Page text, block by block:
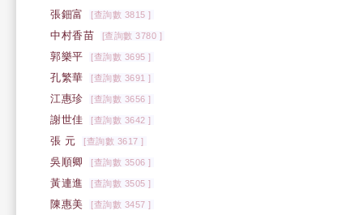
張鈿富 [查詢數 3815 ]
中村香苗 [查詢數 3780 ]
郭樂平 [查詢數 3695 ]
孔繁華 [查詢數 3691 ]
江惠珍 [查詢數 3656 ]
謝世佳 [查詢數 3642 ]
張 元 [查詢數 3617 ]
吳順卿 [查詢數 3506 ]
黃連進 [查詢數 3505 ]
陳惠美 [查詢數 3457 ]